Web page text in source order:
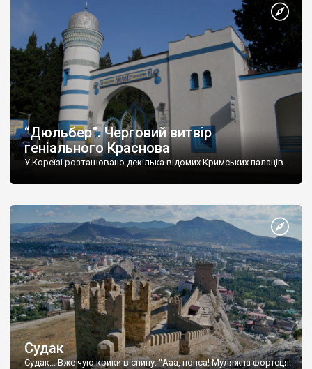
“Дюльбер”. Черговий витвір
геніального Краснова
У Кореїзі розташовано декілька відомих Кримських палаців.
Судак
Судак... Вже чую крики в спину: "Ааа, попса! Муляжна фортеця!